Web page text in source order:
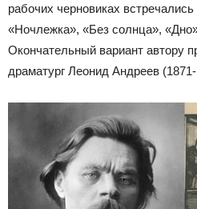
рабочих черновиках встречались
«Ночлежка», «Без солнца»,
Окончательный вариант автору
драматург Леонид Андреев